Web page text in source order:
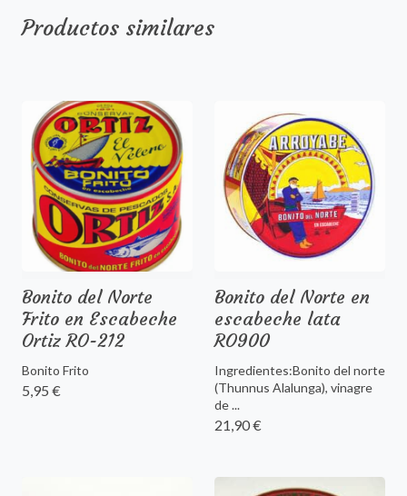
Productos similares
Bonito del Norte
Frito en Escabeche
Ortiz RO-212
Bonito Frito
5,95 €
Bonito del Norte en
escabeche lata
RO900
Ingredientes:Bonito del norte
(Thunnus Alalunga), vinagre
de ...
21,90 €